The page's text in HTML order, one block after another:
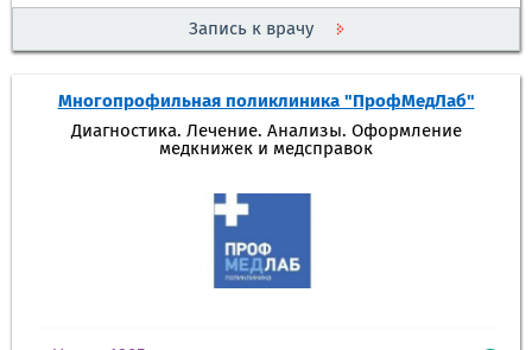
Запись к врачу
Многопрофильная поликлиника "ПрофМедЛаб"
Диагностика. Лечение. Анализы. Оформление
медкнижек и медсправок